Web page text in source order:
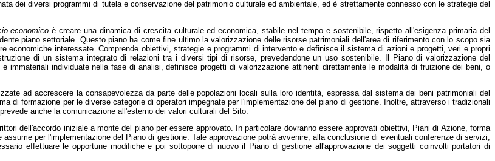
dei diversi programmi di tutela e conservazione del patrimonio culturale ed ambientale, ed è strettamente connesso con le strategie del
economico è creare una dinamica di crescita culturale ed economica, stabile nel tempo e sostenibile, rispetto all'esigenza primaria del
piano settoriale. Questo piano ha come fine ultimo la valorizzazione delle risorse patrimoniali dell'area di riferimento con lo scopo sia
interessate. Comprende obiettivi, strategie e programmi di intervento e definisce il sistema di azioni e progetti, veri e propri
di un sistema integrato di relazioni tra i diversi tipi di risorse, prevedendone un uso sostenibile. Il Piano di valorizzazione del
immateriali individuate nella fase di analisi, definisce progetti di valorizzazione attinenti direttamente le modalità di fruizione dei beni, o
ad accrescere la consapevolezza da parte delle popolazioni locali sulla loro identità, espressa dal sistema dei beni patrimoniali del
di formazione per le diverse categorie di operatori impegnate per l'implementazione del piano di gestione. Inoltre, attraverso i tradizionali
anche la comunicazione all'esterno dei valori culturali del Sito.
dell'accordo iniziale a monte del piano per essere approvato. In particolare dovranno essere approvati obiettivi, Piani di Azione, forma
per l'implementazione del Piano di gestione. Tale approvazione potrà avvenire, alla conclusione di eventuali conferenze di servizi,
effettuare le opportune modifiche e poi sottoporre di nuovo il Piano di gestione all'approvazione dei soggetti coinvolti portatori di